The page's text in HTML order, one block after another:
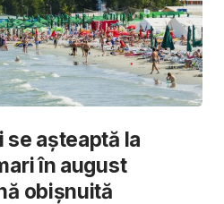
se așteaptă la
în august
obișnuită